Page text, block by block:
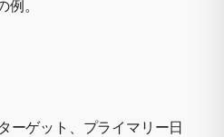
。
ーゲット、プライマリー日